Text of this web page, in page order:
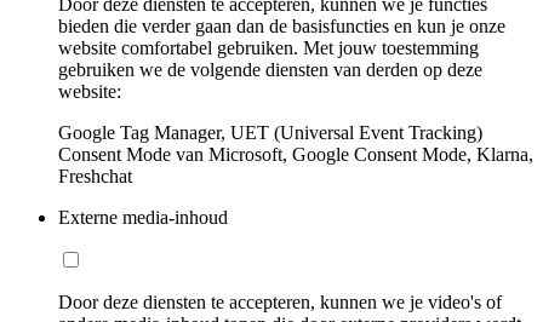
bieden die verder gaan dan de basisfuncties en kun je onze
website comfortabel gebruiken. Met jouw toestemming
gebruiken we de volgende diensten van derden op deze
website:
Google Tag Manager, UET (Universal Event Tracking)
Consent Mode van Microsoft, Google Consent Mode, Klarna,
Freshchat
Externe media-inhoud
Door deze diensten te accepteren, kunnen we je video's of